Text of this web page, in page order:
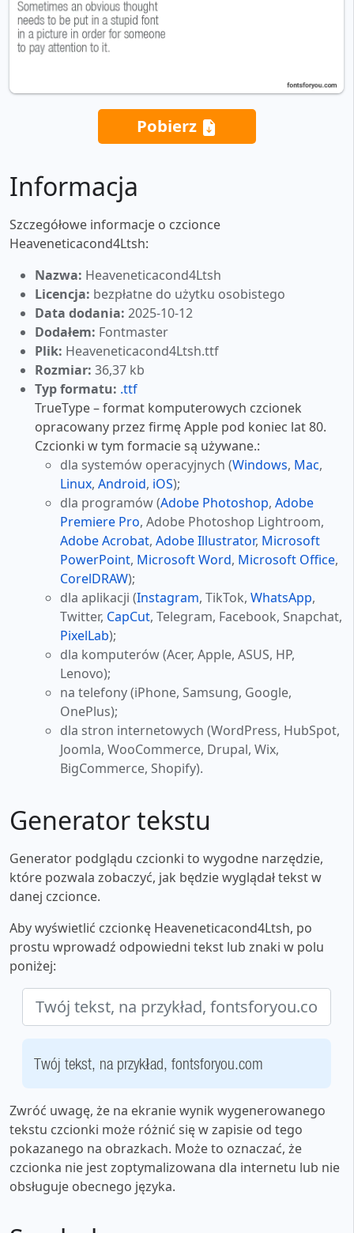
Pobierz
Informacja
Szczegółowe informacje o czcionce
Heaveneticacond4Ltsh:
Nazwa: Heaveneticacond4Ltsh
Licencja: bezpłatne do użytku osobistego
Data dodania: 2025-10-12
Dodałem: Fontmaster
Plik: Heaveneticacond4Ltsh.ttf
Rozmiar: 36,37 kb
Typ formatu: .ttf
TrueType – format komputerowych czcionek
opracowany przez firmę Apple pod koniec lat 80.
Czcionki w tym formacie są używane.:
dla systemów operacyjnych (Windows, Mac,
Linux, Android, iOS);
dla programów (Adobe Photoshop, Adobe
Premiere Pro, Adobe Photoshop Lightroom,
Adobe Acrobat, Adobe Illustrator, Microsoft
PowerPoint, Microsoft Word, Microsoft Office,
CorelDRAW);
dla aplikacji (Instagram, TikTok, WhatsApp,
Twitter, CapCut, Telegram, Facebook, Snapchat,
PixelLab);
dla komputerów (Acer, Apple, ASUS, HP,
Lenovo);
na telefony (iPhone, Samsung, Google,
OnePlus);
dla stron internetowych (WordPress, HubSpot,
Joomla, WooCommerce, Drupal, Wix,
BigCommerce, Shopify).
Generator tekstu
Generator podglądu czcionki to wygodne narzędzie,
które pozwala zobaczyć, jak będzie wyglądał tekst w
danej czcionce.
Aby wyświetlić czcionkę Heaveneticacond4Ltsh, po
prostu wprowadź odpowiedni tekst lub znaki w polu
poniżej:
Twój tekst, na przykład, fontsforyou.com
Zwróć uwagę, że na ekranie wynik wygenerowanego
tekstu czcionki może różnić się w zapisie od tego
pokazanego na obrazkach. Może to oznaczać, że
czcionka nie jest zoptymalizowana dla internetu lub nie
obsługuje obecnego języka.